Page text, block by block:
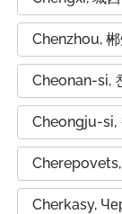
Chenzhou,
Cheonan-si,
Cheongju-si,
Cherkasy,